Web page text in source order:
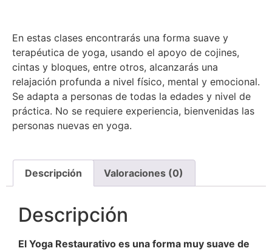
En estas clases encontrarás una forma suave y
terapéutica de yoga, usando el apoyo de cojines,
cintas y bloques, entre otros, alcanzarás una
relajación profunda a nivel físico, mental y emocional.
Se adapta a personas de todas la edades y nivel de
práctica. No se requiere experiencia, bienvenidas las
personas nuevas en yoga.
Descripción Valoraciones (0)
Descripción
El Yoga Restaurativo es una forma muy suave de